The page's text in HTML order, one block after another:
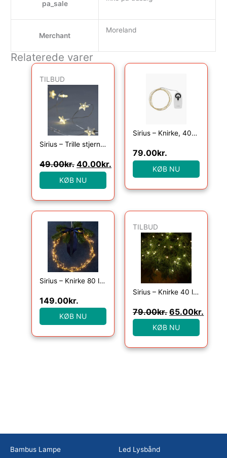
pa_sale
Merchant
Moreland
Relaterede varer
TILBUD
Sirius – Trille stjerne 20 lys , Klar/Sølv
49.00kr.
Den oprindelige pris var: 49.00kr..
40.00kr.
Den aktuelle pris er:
KØB NU
Sirius – Knirke, 40L, Klar/Guld
79.00kr.
KØB NU
Sirius – Knirke 80 lys, Klar/Guld
149.00kr.
KØB NU
TILBUD
Sirius – Knirke 40 lys med timer, Klar/Grøn
79.00kr.
Den
65.00kr.
Den
KØB NU
Bambus Lampe
Led Lysbånd